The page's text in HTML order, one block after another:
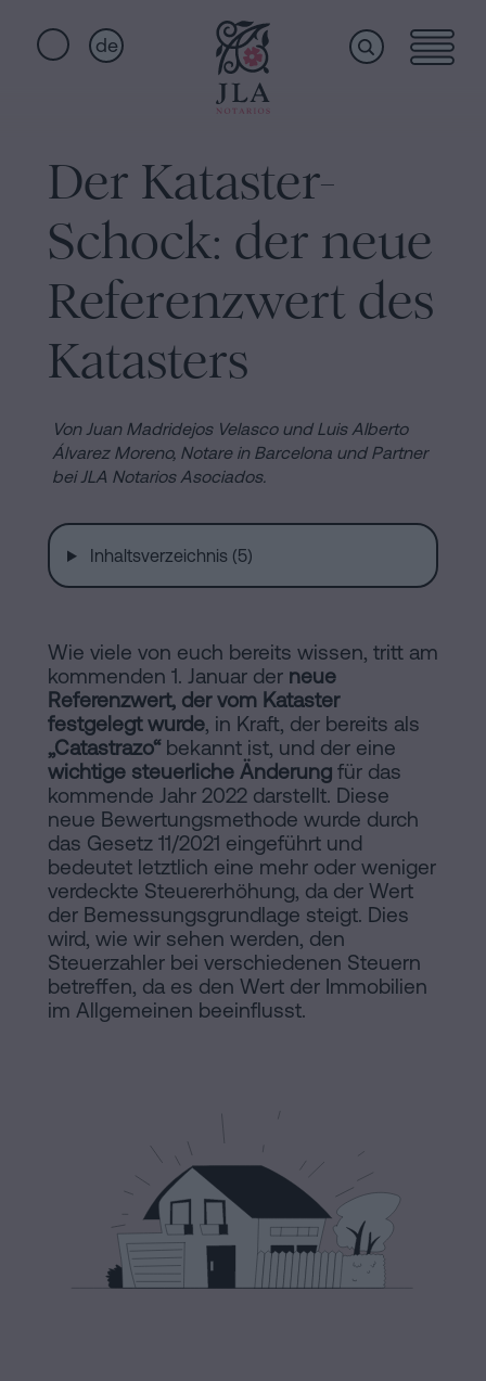
de
Dienstleistungen
Wer
wir
sind
Installationen
Online-
Notariat
Blog
Kontaktieren
Rechtlicher
Hinweis
Cookie-
notarielle
Staatsbürgerschaftseid
Notariat
für
Erbschaften
in
Kaufvertrag
Barcelona
Hypotheken
Barcelona
Online-
Notariat
Handels-
und
Gesellschaftsrecht
Eine
Erbschaft
in
fünf
Schritten
abwickeln
Hypothek
Wohnbescheinigung
unterschreiben?
Kontaktieren
Der Kataster-
Schock: der neue
Referenzwert des
Katasters
Von Juan Madridejos Velasco und Luis Alberto
Álvarez Moreno, Notare in Barcelona und Partner
bei JLA Notarios Asociados.
Inhaltsverzeichnis (5)
Wie viele von euch bereits wissen, tritt am
kommenden 1. Januar der neue
Referenzwert, der vom Kataster
festgelegt wurde, in Kraft, der bereits als
„Catastrazo“bekannt ist, und der eine
wichtige steuerliche Änderung für das
kommende Jahr 2022 darstellt. Diese
neue Bewertungsmethode wurde durch
das Gesetz 11/2021 eingeführt und
bedeutet letztlich eine mehr oder weniger
verdeckte Steuererhöhung, da der Wert
der Bemessungsgrundlage steigt. Dies
wird, wie wir sehen werden, den
Steuerzahler bei verschiedenen Steuern
betreffen, da es den Wert der Immobilien
im Allgemeinen beeinflusst.